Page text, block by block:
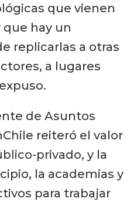
que vienen
hay un
replicarlas a otras
a lugares
de Asuntos
reiteró el valor
privado, y la
la academias y
para trabajar